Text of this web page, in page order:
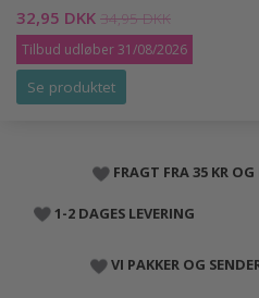
32,95 DKK 34,95 DKK
Tilbud udløber 31/08/2026
Se produktet
FRAGT FRA 35 KR
1-2 DAGES LEVERING
VI PAKKER OG